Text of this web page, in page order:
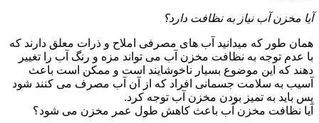
آیا مخزن آب نیاز به نظافت دارد؟
همان طور که میدانید آب های مصرفی املاح و ذرات معلق دارند که
با عدم توجه به نظافت مخزن آب می تواند مزه و رنگ آب را تغییر
دهند که این موضوع بسیار ناخوشایند است و ممکن است باعث
آسیب به سلامت جسمانی افراد که از آن آب مصرف می کنند شود
پس باید به تمیز بودن مخزن آب توجه کرد.
آیا نظافت مخزن آب باعث کاهش طول عمر مخزن می شود؟